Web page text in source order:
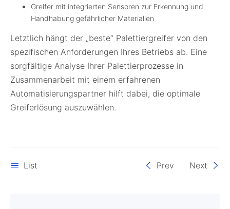
Greifer mit integrierten Sensoren zur Erkennung und
Handhabung gefährlicher Materialien
Letztlich hängt der „beste“ Palettiergreifer von den
spezifischen Anforderungen Ihres Betriebs ab. Eine
sorgfältige Analyse Ihrer Palettierprozesse in
Zusammenarbeit mit einem erfahrenen
Automatisierungspartner hilft dabei, die optimale
Greiferlösung auszuwählen.
List Prev Next